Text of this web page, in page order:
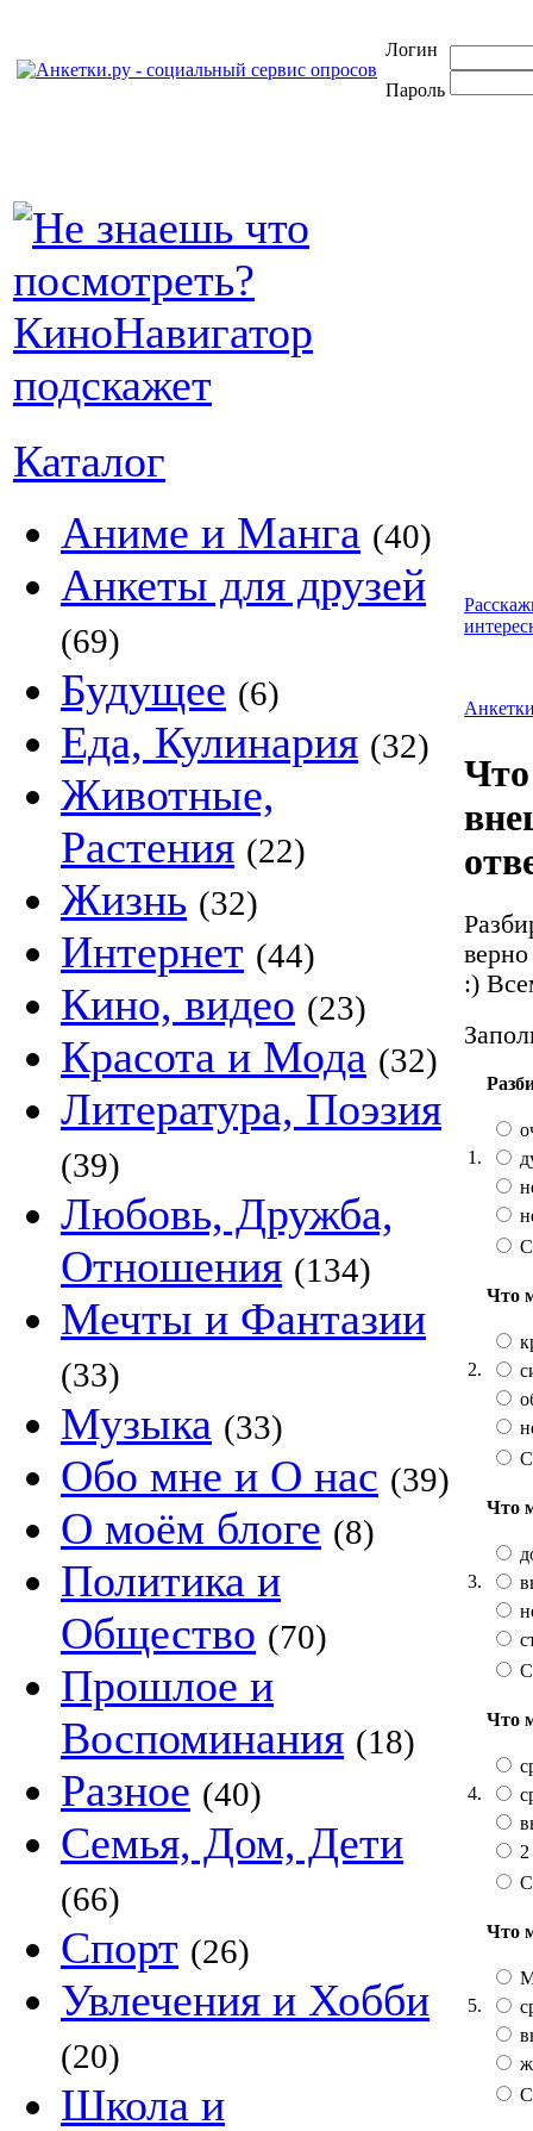
Логин
Пароль
Каталог
Аниме и Манга (40)
Анкеты для друзей
(69)
Будущее (6)
Еда, Кулинария (32)
Животные,
Растения (22)
Жизнь (32)
Интернет (44)
Кино, видео (23)
Красота и Мода (32)
Литература, Поэзия
(39)
Любовь, Дружба,
Отношения (134)
Мечты и Фантазии
(33)
Музыка (33)
Обо мне и О нас (39)
О моём блоге (8)
Политика и
Общество (70)
Прошлое и
Воспоминания (18)
Разное (40)
Семья, Дом, Дети
(66)
Спорт (26)
Увлечения и Хобби
(20)
Школа и
Что
:)
1.
2.
Что
3.
Что
4.
Что
5.
Что